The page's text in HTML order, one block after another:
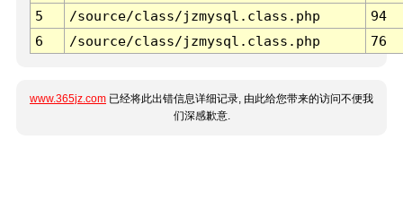
5
/source/class/jzmysql.class.php
94
6
/source/class/jzmysql.class.php 76
www.365jz.com 已经将此出错信息详细记录, 由此给您带来的访问不便我
们深感歉意.